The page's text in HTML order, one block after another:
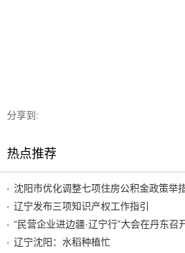
分享到:
热点推荐
沈阳市优化调整七项住房公积金政策举
辽宁发布三项知识产权工作指引
“民营企业进边疆·辽宁行”大会在丹东召
辽宁沈阳：水稻种植忙